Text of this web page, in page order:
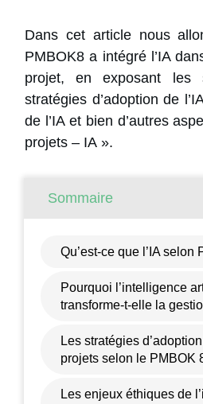
Dans cet article nous
PMBOK8 a intégré l’IA
projet, en exposant les
stratégies d’adoption de
de l’IA et bien d’autres
projets – IA ».
Sommaire
Qu’est-ce que l’IA selon
Pourquoi l’intelligence
transforme-t-elle la
Les stratégies
projets selon le PMBOK
Les enjeux éthiques de